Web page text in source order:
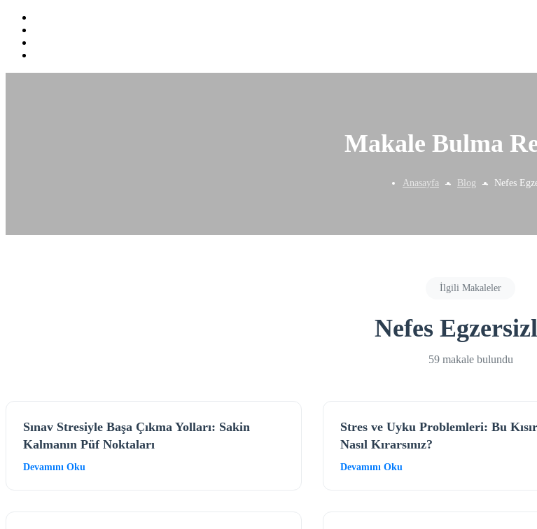
Makale Bulma
Anasayfa Blog Nefes
İlgili Makaleler
Nefes
59 makale bulundu
Sınav Stresiyle Başa Çıkma Yolları: Sakin
Kalmanın Püf Noktaları
Devamını Oku
Stres ve Uyku Problemleri: Bu
Nasıl Kırarsınız?
Devamını Oku